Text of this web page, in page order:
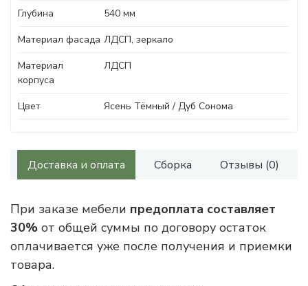
Глубина
540 мм
Материал фасада ЛДСП, зеркало
Материал
корпуса
ЛДСП
Цвет Ясень Тёмный / Дуб Сонома
Доставка и оплата Сборка Отзывы (0)
При заказе мебели предоплата составляет
30% от общей суммы по договору остаток
оплачивается уже после получения и приемки
товара.